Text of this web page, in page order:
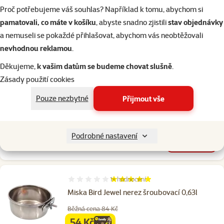
Proč potřebujeme váš souhlas? Například k tomu, abychom si
pamatovali, co máte v košíku, abyste snadno zjistilistav objednávky
a nemuseli se pokaždé přihlašovat, abychom vás neobtěžovali
nevhodnou reklamou.
Děkujeme,k vašim datům se budeme chovat slušně.
Zásady použití cookies
Pouze nezbytné
Přijmout vše
Podrobné nastavení
Předchozí strana
Následující strana
Přejít na stranu 1 Přejít na stranu 2 Přejít na stranu 3
Přejít na stranu 4
Podobné produkty
Hodnocení 93%, počet hodnocení: 3
Cena
49 Kč
Miska Bird Jewel nerez šroubovací 0,63l
Hodnocení 100%, počet hodnocení: 1
1×hodnocení
Běžná cena 84 Kč